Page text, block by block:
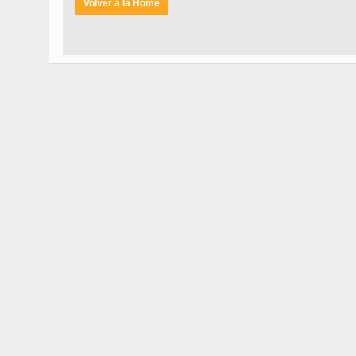
Volver a la Home